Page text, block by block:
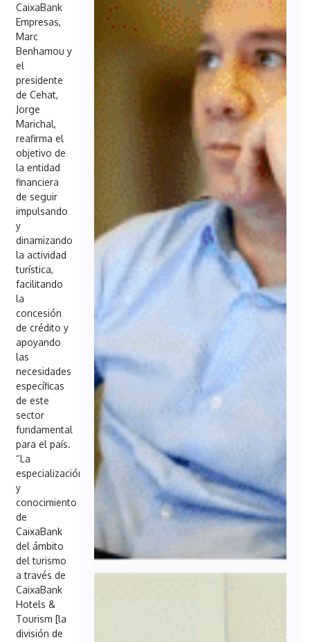
CaixaBank
Empresas,
Marc
Benhamou y
el
presidente
de Cehat,
Jorge
Marichal,
reafirma el
objetivo de
la entidad
financiera
de seguir
impulsando
y
dinamizando
la actividad
turística,
facilitando
la
concesión
de crédito y
apoyando
las
necesidades
específicas
de este
sector
fundamental
para el país.
“La
especialización
y
conocimiento
de
CaixaBank
del ámbito
del turismo
a través de
CaixaBank
Hotels &
Tourism [la
división de